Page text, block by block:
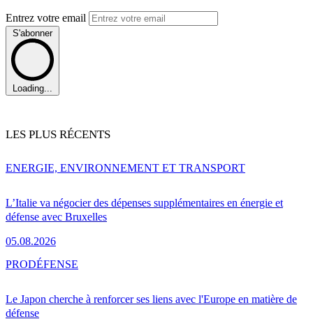
Entrez votre email
S'abonner
Loading...
LES PLUS RÉCENTS
L’Italie va négocier des dépenses supplémentaires en énergie et
défense avec Bruxelles
05.08.2026
ENERGIE, ENVIRONNEMENT ET TRANSPORT
Le Japon cherche à renforcer ses liens avec l'Europe en matière de
défense
PRODÉFENSE